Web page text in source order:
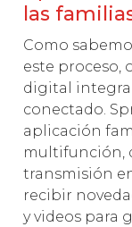
las
Como
este proceso,
digital
conectado.
aplicación
multifunción,
transmisión
recibir
y videos para